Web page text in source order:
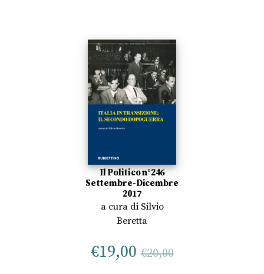
Il Politico n°246
Settembre-Dicembre
2017
a cura di Silvio
Beretta
€19,00 €20,00